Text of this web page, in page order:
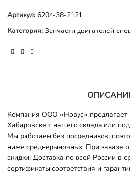
Артикул: 6204-38-2121
Категория: Запчасти двигателей
Компания ООО «Новус» предлагает
Хабаровске с нашего склада или
Мы работаем без посредников,
ниже среднерыночных. При заказе
скидки. Доставка по всей России в
сертификаты соответствия и